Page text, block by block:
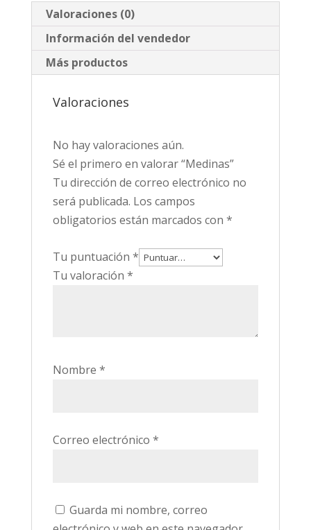
Valoraciones (0)
Información del vendedor
Más productos
Valoraciones
No hay valoraciones aún.
Sé el primero en valorar “Medinas”
Tu dirección de correo electrónico no
será publicada. Los campos
obligatorios están marcados con *
Tu puntuación *
Tu valoración *
Nombre *
Correo electrónico *
Guarda mi nombre, correo